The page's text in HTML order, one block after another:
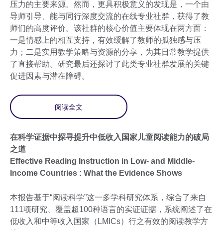
压力的主要来源。然而，更具积极意义的发现是，一个由
导师引导、能与同行深度交流的在线专业社群，获得了教
师们的高度评价。该社群的核心价值主要体现在两方面：
一是情感上的相互支持，有效缓解了教师的孤独感与压
力；二是实用教学策略与资源的分享，为其日常教学提供
了直接帮助。研究最后还探讨了此类专业社群发展的关键
促进因素与潜在障碍。
阅读全文
在科学证据中探寻提升中低收入国家儿童阅读能力的破局
之道
Effective Reading Instruction in Low- and Middle-
Income Countries : What the Evidence Shows
本报告基于“阅读科学”这一多学科研究体系，综合了来自
111项研究、覆盖超100种语言的实证证据，系统阐述了在
低收入和中等收入国家（LMICs）行之有效的阅读教学方